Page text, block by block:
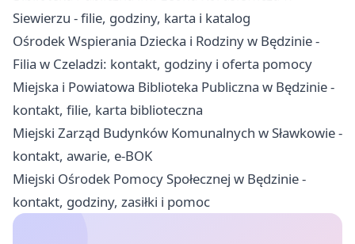
Siewierzu - filie, godziny, karta i katalog
Ośrodek Wspierania Dziecka i Rodziny w Będzinie -
Filia w Czeladzi: kontakt, godziny i oferta pomocy
Miejska i Powiatowa Biblioteka Publiczna w Będzinie -
kontakt, filie, karta biblioteczna
Miejski Zarząd Budynków Komunalnych w Sławkowie -
kontakt, awarie, e-BOK
Miejski Ośrodek Pomocy Społecznej w Będzinie -
kontakt, godziny, zasiłki i pomoc